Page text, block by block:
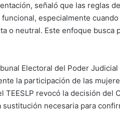
señaló que las reglas
especialmente
o neutral. Este enfoque busca
Electoral del Poder
la participación de las
revocó la decisión del
necesaria para